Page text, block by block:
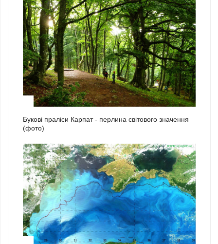
Букові праліси Карпат - перлина світового значення
(фото)